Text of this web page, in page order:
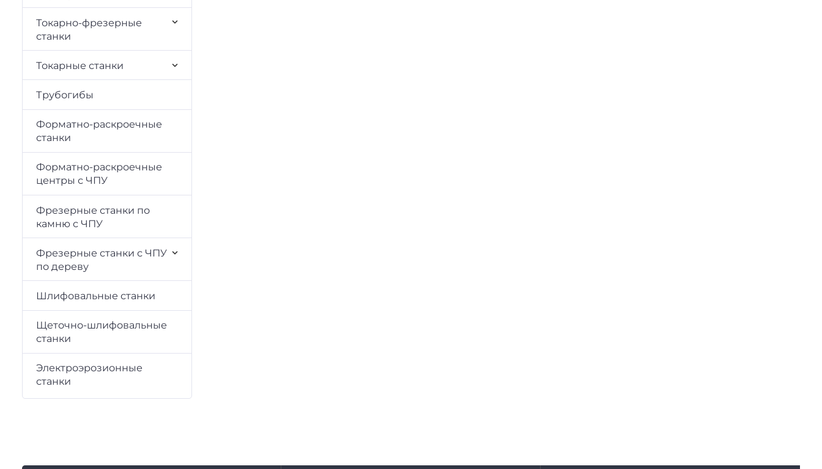
Токарно-фрезерные
станки
Токарные станки
Трубогибы
Форматно-раскроечные
станки
Форматно-раскроечные
центры с ЧПУ
Фрезерные станки по
камню с ЧПУ
Фрезерные станки с ЧПУ
по дереву
Шлифовальные станки
Щеточно-шлифовальные
станки
Электроэрозионные
станки